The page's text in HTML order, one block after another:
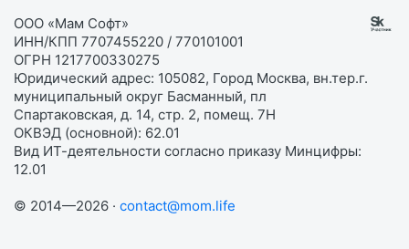
ООО «Мам Софт»
ИНН/КПП 7707455220 / 770101001
ОГРН 1217700330275
Юридический адрес: 105082, Город Москва, вн.тер.г.
муниципальный округ Басманный, пл
Спартаковская, д. 14, стр. 2, помещ. 7Н
ОКВЭД (основной): 62.01
Вид ИТ-деятельности согласно приказу Минцифры:
12.01
© 2014—2026 · contact@mom.life